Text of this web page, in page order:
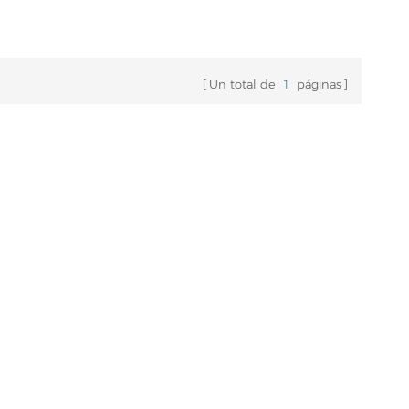
Un total de 1 páginas